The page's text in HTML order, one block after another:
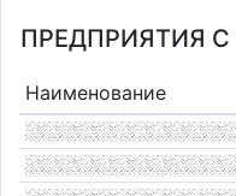
ПРЕДПРИЯТИЯ
Наименование